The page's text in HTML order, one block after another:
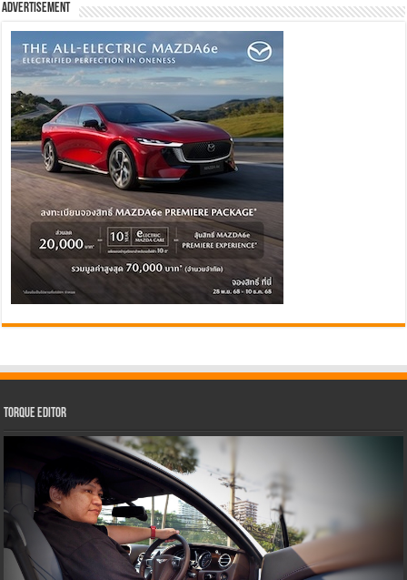
Advertisement
Torque Editor